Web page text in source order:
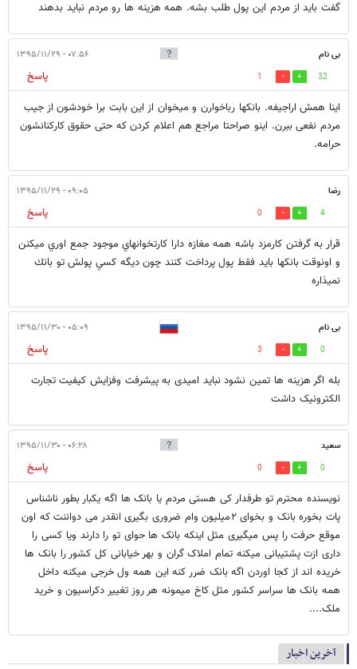
گفت باید از مردم این پول طلب بشه. همه هزینه ها رو مردم نباید بدهند
بی نام ۰۷:۵۶ - ۱۳۹۵/۱۱/۲۹
32
1
پاسخ
اینا همش اراجیفه. بانکها رباخوارن و میخوان از این بابت برا خودشون از جیب
مردم نفعی ببرن. اینو صراحتا مراجع هم اعلام کردن که حتی حقوق کارکنانشون
حرامه.
رضا ۰۹:۰۵ - ۱۳۹۵/۱۱/۲۹
4
0
پاسخ
قرار به گرفتن كارمزد باشه همه مغازه دارا كارتخوانهاي موجود جمع اوري ميكنن
و اونوقت بانكها بايد فقط پول پرداخت كنند چون ديگه كسي پولش تو بانك
نميذاره
بی نام ۰۵:۰۹ - ۱۳۹۵/۱۱/۳۰
0
3
پاسخ
بله اگر هزینه ها تمین نشود نباید امیدی به پیشرفت وفزایش کیفیت تجارت
الکترونیک داشت
سعید ۰۶:۲۸ - ۱۳۹۵/۱۱/۳۰
0
0
پاسخ
نویسنده محترم تو طرفدار کی هستی مردم یا بانک ها اگه یکبار بطور ناشناس
پات بخوره بانک و بخوای ۲میلیون وام ضروری بگیری انقدر می دواننت که اون
موقع حرفت را پس میگیری مثل اینکه بانک ها حوای تو را دارند ویا کسی را
داری ازت پشتیبانی میکنه تمام املاک گران و بهر خیابانی کل کشور را بانک ها
خریده اند از کجا اوردن اگه بانک ضرر کنه این همه ول خرجی میکنه داخل
همه بانک ها سراسر کشور مثل کاخ میمونه هر روز تغییر دکراسیون و خرید
ملک....
آخرین اخبار